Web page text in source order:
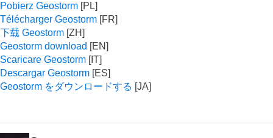
Pobierz Geostorm
Télécharger Geostorm
下载 Geostorm
Geostorm download
Scaricare Geostorm
Descargar Geostorm
Geostorm をダウンロードする